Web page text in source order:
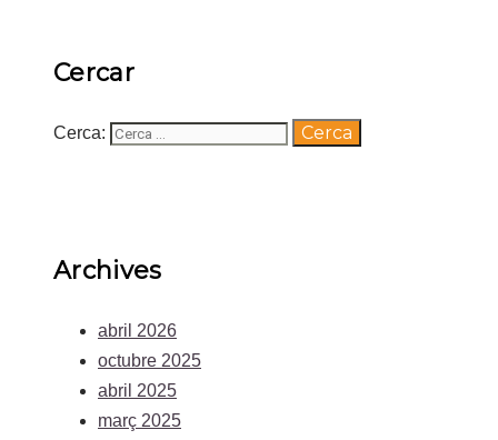
Cercar
Cerca:
Archives
abril 2026
octubre 2025
abril 2025
març 2025